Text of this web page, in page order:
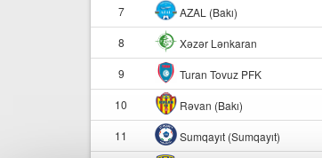
7 AZAL (Bakı)
8 Xəzər Lənkaran
9 Turan Tovuz PFK
10 Rəvan (Bakı)
11 Sumqayıt (Sumqayıt)